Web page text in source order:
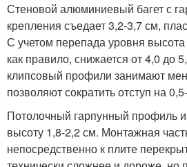
Стеновой алюминиевый багет с
крепления съедает 3,2-3,7 см,
С учетом перепада уровня высота
как правило, снижается от 4,0 до
клипсовый профили занимают
позволяют сократить отступ на
Потолочный гарпунный профиль
высоту 1,8-2,2 см. Монтажная
непосредственно к плите